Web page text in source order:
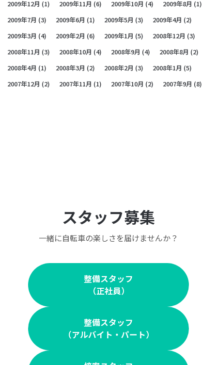
2009年12月 (1) 2009年11月 (6) 2009年10月 (4) 2009年8月 (1)
2009年7月 (3) 2009年6月 (1) 2009年5月 (3) 2009年4月 (2)
2009年3月 (4) 2009年2月 (6) 2009年1月 (5) 2008年12月 (3)
2008年11月 (3) 2008年10月 (4) 2008年9月 (4) 2008年8月 (2)
2008年4月 (1) 2008年3月 (2) 2008年2月 (3) 2008年1月 (5)
2007年12月 (2) 2007年11月 (1) 2007年10月 (2) 2007年9月 (8)
スタッフ募集
一緒に自転車の楽しさを届けませんか？
整備スタッフ
（正社員）
整備スタッフ
（アルバイト・パート）